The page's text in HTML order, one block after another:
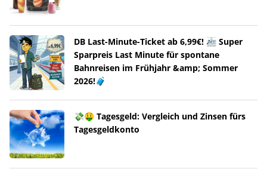
DB Last-Minute-Ticket ab 6,99€! 🚈 Super
Sparpreis Last Minute für spontane
Bahnreisen im Frühjahr &amp; Sommer
2026!🧳
💸🤑 Tagesgeld: Vergleich und Zinsen fürs
Tagesgeldkonto